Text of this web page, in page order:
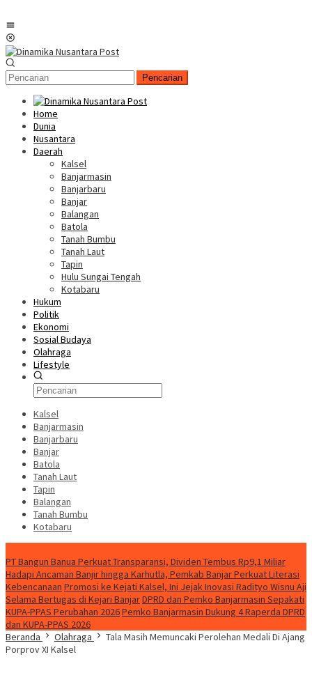
Pencarian
Home
Dunia
Nusantara
Daerah
Kalsel
Banjarmasin
Banjarbaru
Banjar
Balangan
Batola
Tanah Bumbu
Tanah Laut
Tapin
Hulu Sungai Tengah
Kotabaru
Hukum
Politik
Ekonomi
Sosial Budaya
Olahraga
Lifestyle
Kalsel
Banjarmasin
Banjarbaru
Banjar
Batola
Tanah Laut
Tapin
Balangan
Tanah Bumbu
Kotabaru
PT Bangun Banua Perkuat Transparansi, Dividen Tembus Rp9,1 Miliar
Hadapi Ancaman Banjir hingga Karhutla, Pemkab Banjar Perkuat Literasi
Kebencanaan Promosi ke Kejati Kalsel, Ini Jejak Inovasi Radityo Wisnu Aji
Selama Bertugas di Kejari BanjarDPRD dan Pemko Banjarmasin Sepakati
KUPA-PPAS Perubahan 2026Pemko Banjarmasin Dukung 4 Raperda DPRD
dan KUPA-PPAS 2026
Beranda
Olahraga
Tala Masih Memuncaki Perolehan Medali Di Ajang
Porprov XI Kalsel